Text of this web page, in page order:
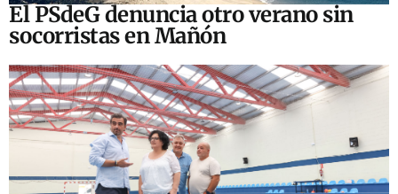
El PSdeG denuncia otro verano sin
socorristas en Mañón